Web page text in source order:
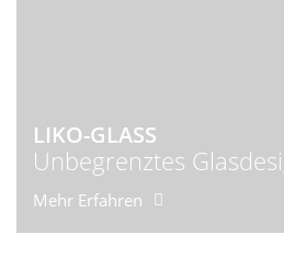
LIKO-GLASS
Unbegrenztes
Mehr Erfahren